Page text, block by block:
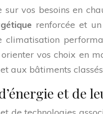
vos besoins en
renforcée et
vos choix en
aux bâtiments
et de